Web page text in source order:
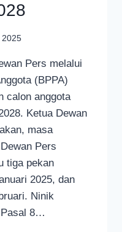
2025
Pers melalui
(BPPA)
calon anggota
Ketua Dewan
masa
Pers
tiga pekan
2025, dan
Ninik
Pasal 8…